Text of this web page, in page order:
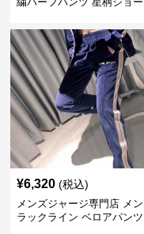
¥6,320 (税込)
メンズジャージ専門店 メン
ラックライン ベロアパンツ